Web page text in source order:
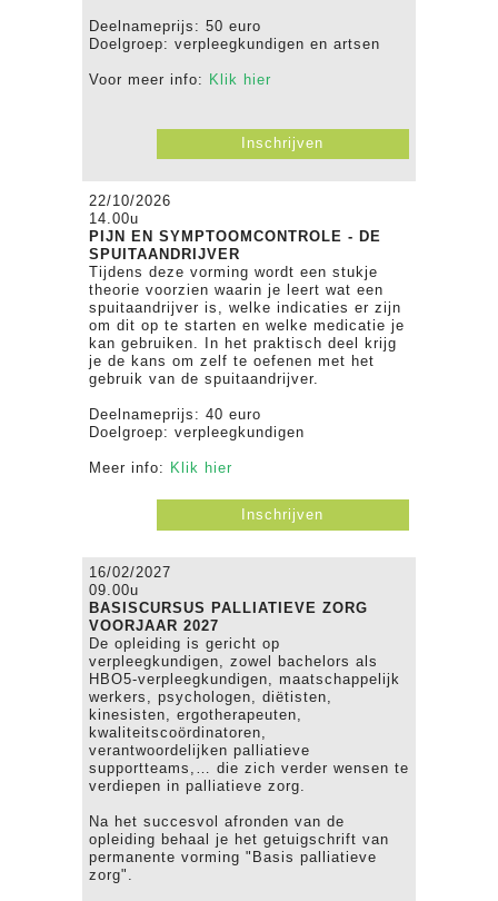
Deelnameprijs: 50 euro
Doelgroep: verpleegkundigen en artsen
Voor meer info: Klik hier
Inschrijven
22/10/2026
14.00u
PIJN EN SYMPTOOMCONTROLE - DE
SPUITAANDRIJVER
Tijdens deze vorming wordt een stukje
theorie voorzien waarin je leert wat een
spuitaandrijver is, welke indicaties er zijn
om dit op te starten en welke medicatie je
kan gebruiken. In het praktisch deel krijg
je de kans om zelf te oefenen met het
gebruik van de spuitaandrijver.
Deelnameprijs: 40 euro
Doelgroep: verpleegkundigen
Meer info: Klik hier
Inschrijven
16/02/2027
09.00u
BASISCURSUS PALLIATIEVE ZORG
VOORJAAR 2027
De opleiding is gericht op
verpleegkundigen, zowel bachelors als
HBO5-verpleegkundigen, maatschappelijk
werkers, psychologen, diëtisten,
kinesisten, ergotherapeuten,
kwaliteitscoördinatoren,
verantwoordelijken palliatieve
supportteams,… die zich verder wensen te
verdiepen in palliatieve zorg.
Na het succesvol afronden van de
opleiding behaal je het getuigschrift van
permanente vorming "Basis palliatieve
zorg".